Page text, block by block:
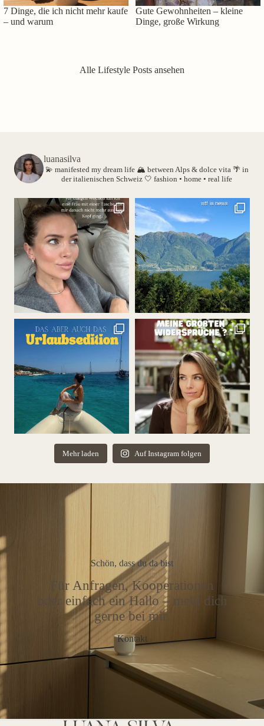
7 Dinge, die ich nicht mehr kaufe
– und warum
Gute Gewohnheiten – kleine
Dinge, große Wirkung
Alle Lifestyle Posts ansehen
luanasilva
💫 manifested my dream life 🏔️ between Alps & dolce vita 🌴 in
der italienischen Schweiz 🤍 fashion • home • real life
Mehr laden Auf Instagram folgen
Schön, dass du da bist
Für Anfragen, Kooperationen
oder einfach ein Hallo – meld dich
gerne bei mir.
Kontakt